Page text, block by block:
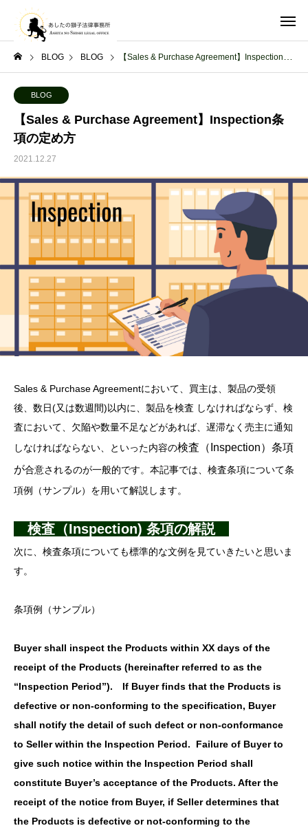
BLOG BLOG 【Sales & Purchase Agreement】Inspection条項の定め方
BLOG
【Sales & Purchase Agreement】Inspection条
項の定め方
2021.12.27
Sales & Purchase Agreementにおいて、買主は、製品の受領
後、数日(又は数週間)以内に、製品を検査 しなければならず、検
査において、欠陥や数量不足などがあれば、遅滞なく売主に通知
しなければならない、といった内容の検査（Inspection）条項
が合意されるのが一般的です。本記事では、検査条項について条
項例（サンプル）を用いて解説します。
検査（Inspection) 条項の解説
次に、検査条項についても標準的な文例を見ていきたいと思いま
す。
条項例（サンプル）
Buyer shall inspect the Products within XX days of the
receipt of the Products (hereinafter referred to as the
“Inspection Period”). If Buyer finds that the Products is
defective or non-conforming to the specification, Buyer
shall notify the detail of such defect or non-conformance
to Seller within the Inspection Period. Failure of Buyer to
give such notice within the Inspection Period shall
constitute Buyer’s acceptance of the Products. After the
receipt of the notice from Buyer, if Seller determines that
the Products is defective or not-conforming to the